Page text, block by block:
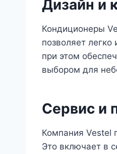
Дизайн и
Кондиционеры
позволяет
при этом
выбором для
Сервис и
Компания Vestel
Это включает в